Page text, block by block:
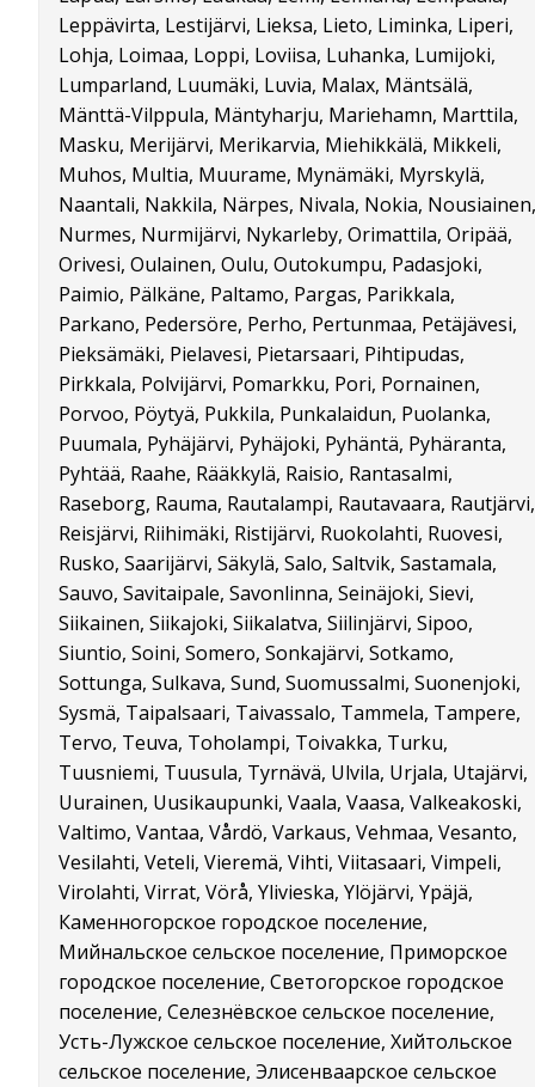
Leppävirta, Lestijärvi, Lieksa, Lieto, Liminka, Liperi,
Lohja, Loimaa, Loppi, Loviisa, Luhanka, Lumijoki,
Lumparland, Luumäki, Luvia, Malax, Mäntsälä,
Mänttä-Vilppula, Mäntyharju, Mariehamn, Marttila,
Masku, Merijärvi, Merikarvia, Miehikkälä, Mikkeli,
Muhos, Multia, Muurame, Mynämäki, Myrskylä,
Naantali, Nakkila, Närpes, Nivala, Nokia, Nousiainen,
Nurmes, Nurmijärvi, Nykarleby, Orimattila, Oripää,
Orivesi, Oulainen, Oulu, Outokumpu, Padasjoki,
Paimio, Pälkäne, Paltamo, Pargas, Parikkala,
Parkano, Pedersöre, Perho, Pertunmaa, Petäjävesi,
Pieksämäki, Pielavesi, Pietarsaari, Pihtipudas,
Pirkkala, Polvijärvi, Pomarkku, Pori, Pornainen,
Porvoo, Pöytyä, Pukkila, Punkalaidun, Puolanka,
Puumala, Pyhäjärvi, Pyhäjoki, Pyhäntä, Pyhäranta,
Pyhtää, Raahe, Rääkkylä, Raisio, Rantasalmi,
Raseborg, Rauma, Rautalampi, Rautavaara, Rautjärvi,
Reisjärvi, Riihimäki, Ristijärvi, Ruokolahti, Ruovesi,
Rusko, Saarijärvi, Säkylä, Salo, Saltvik, Sastamala,
Sauvo, Savitaipale, Savonlinna, Seinäjoki, Sievi,
Siikainen, Siikajoki, Siikalatva, Siilinjärvi, Sipoo,
Siuntio, Soini, Somero, Sonkajärvi, Sotkamo,
Sottunga, Sulkava, Sund, Suomussalmi, Suonenjoki,
Sysmä, Taipalsaari, Taivassalo, Tammela, Tampere,
Tervo, Teuva, Toholampi, Toivakka, Turku,
Tuusniemi, Tuusula, Tyrnävä, Ulvila, Urjala, Utajärvi,
Uurainen, Uusikaupunki, Vaala, Vaasa, Valkeakoski,
Valtimo, Vantaa, Vårdö, Varkaus, Vehmaa, Vesanto,
Vesilahti, Veteli, Vieremä, Vihti, Viitasaari, Vimpeli,
Virolahti, Virrat, Vörå, Ylivieska, Ylöjärvi, Ypäjä,
Каменногорское городское поселение,
Мийнальское сельское поселение, Приморское
городское поселение, Светогорское городское
поселение, Селезнёвское сельское поселение,
Усть-Лужское сельское поселение, Хийтольское
сельское поселение, Элисенваарское сельское